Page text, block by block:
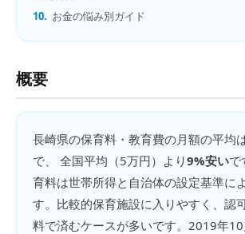
10. お金の悩み別ガイド
概要
長崎県の保育料・教育費の月額の平均
で、 全国平均（5万円）より9%安いで
育料は世帯所得と自治体の設定基準に
す。比較的保育施設に入りやすく、認
料で済むケースが多いです。2019年